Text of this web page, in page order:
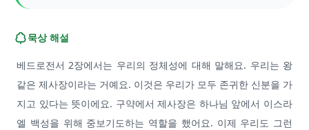
묵상 해설
베드로전서 2장에서는 우리의 정체성에 대해 말해요. 우리는 왕
같은 제사장이라는 거예요. 이것은 우리가 모두 존귀한 신분을 가
지고 있다는 뜻이에요. 구약에서 제사장은 하나님 앞에서 이스라
엘 백성을 위해 중보기도하는 역할을 했어요. 이제 우리도 그런